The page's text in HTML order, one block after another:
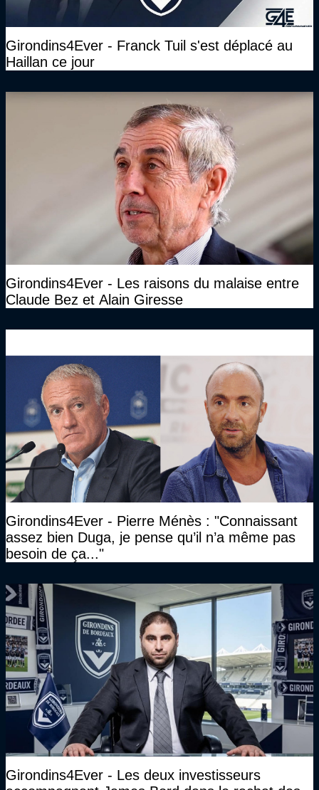
Girondins4Ever - Franck Tuil s'est déplacé au
Haillan ce jour
Girondins4Ever - Les raisons du malaise entre
Claude Bez et Alain Giresse
Girondins4Ever - Pierre Ménès : "Connaissant
assez bien Duga, je pense qu’il n’a même pas
besoin de ça..."
Girondins4Ever - Les deux investisseurs